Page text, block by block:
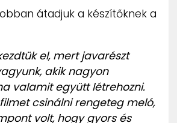
átadjuk a készítőknek a
el, mert javarészt
akik nagyon
valamit együtt létrehozni.
csinálni rengeteg meló,
volt, hogy gyors és